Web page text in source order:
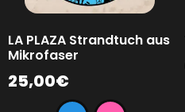
LA PLAZA Strandtuch aus
Mikrofaser
25,00€